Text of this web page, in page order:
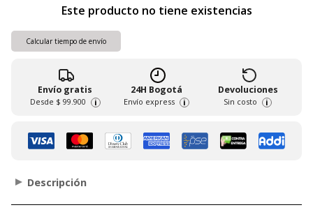
Este producto no tiene existencias
Calcular tiempo de envío
Envío gratis
Desde $ 99.900 i
24H Bogotá
Envío express i
Devoluciones
Sin costo i
Descripción